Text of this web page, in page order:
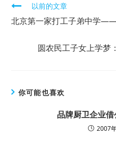
继
续
以前的文章
北京第一家打工子弟中学
圆农民工子女上学梦
你可能也喜欢
品牌厨卫企业
2007